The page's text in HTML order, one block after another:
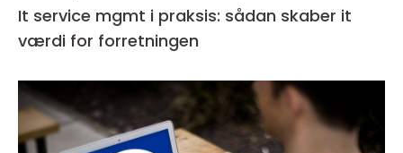
It service mgmt i praksis: sådan skaber it
værdi for forretningen